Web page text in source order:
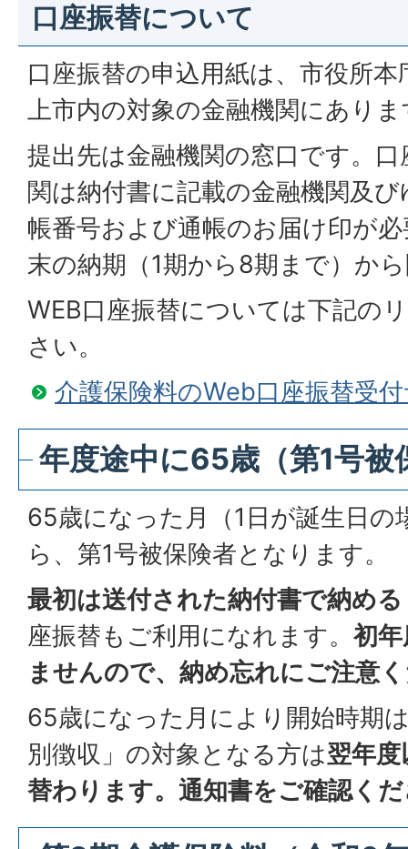
口座振替について
口座振替の申込用紙は、市役所
上市内の対象の金融機関にあり
提出先は金融機関の窓口です。
関は納付書に記載の金融機関及
帳番号および通帳のお届け印が
末の納期（1期から8期まで）か
WEB口座振替については下記の
さい。
介護保険料のWeb口座振替受
年度途中に65歳（第1号被
65歳になった月（1日が誕生日の
ら、第1号被保険者となります。
最初は送付された納付書で納め
座振替もご利用になれます。 初
ませんので、納め忘れにご注意
65歳になった月により開始時期
別徴収」の対象となる方は翌年
替わります。通知書をご確認く